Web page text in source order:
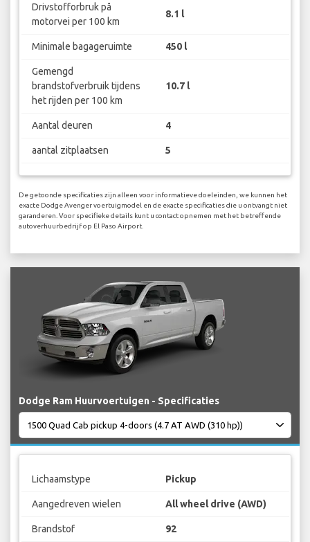
Drivstofforbruk på
motorvei per 100 km
8.1 l
Minimale bagageruimte 450 l
Gemengd
brandstofverbruik tijdens
het rijden per 100 km
10.7 l
Aantal deuren 4
aantal zitplaatsen 5
De getoonde specificaties zijn alleen voor informatieve doeleinden, we kunnen het
exacte Dodge Avenger voertuigmodel en de exacte specificaties die u ontvangt niet
garanderen. Voor specifieke details kunt u contact opnemen met het betreffende
autoverhuurbedrijf op El Paso Airport.
Dodge Ram Huurvoertuigen - Specificaties
Lichaamstype Pickup
Aangedreven wielen All wheel drive (AWD)
Brandstof 92